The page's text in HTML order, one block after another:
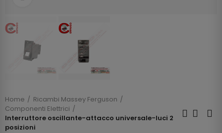
Home
Ricambi Massey Ferguson
Componenti Elettrici
Interruttore oscillante-attacco universale-luci 2
posizioni